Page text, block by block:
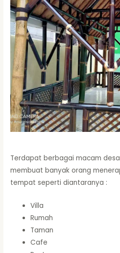
Terdapat berbagai macam
membuat banyak orang
tempat seperti diantaranya :
Villa
Rumah
Taman
Cafe